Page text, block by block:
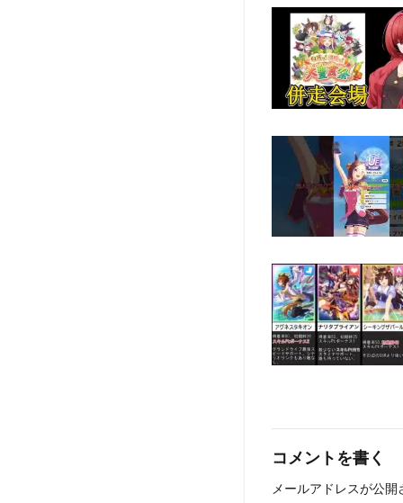
コメントを書く
メールアドレスが公